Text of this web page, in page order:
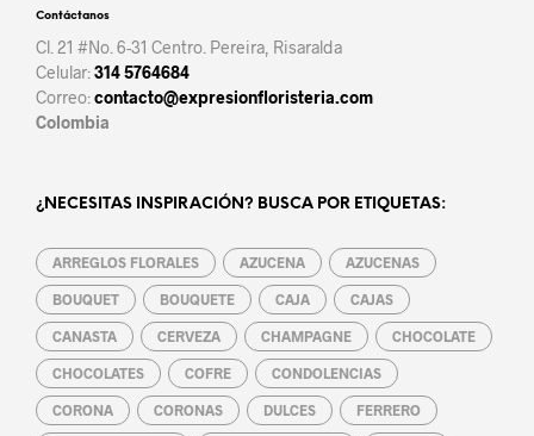
Contáctanos
Cl. 21 #No. 6-31 Centro. Pereira, Risaralda
Celular:314 5764684
Correo:contacto@expresionfloristeria.com
Colombia
¿NECESITAS INSPIRACIÓN? BUSCA POR ETIQUETAS:
ARREGLOS FLORALES AZUCENA AZUCENAS
BOUQUET BOUQUETE CAJA CAJAS
CANASTA CERVEZA CHAMPAGNE CHOCOLATE
CHOCOLATES COFRE CONDOLENCIAS
CORONA CORONAS DULCES FERRERO